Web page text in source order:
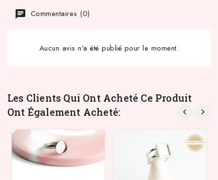
Commentaires (0)
Aucun avis n'a été publié pour le moment.
Les Clients Qui Ont Acheté Ce Produit
Ont Également Acheté: